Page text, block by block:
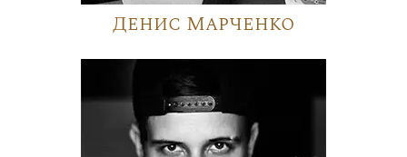
Денис Марченко